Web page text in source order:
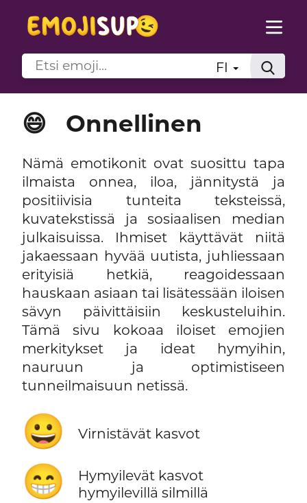
FI
😄 Onnellinen
Nämä emotikonit ovat suosittu tapa
ilmaista onnea, iloa, jännitystä ja
positiivisia tunteita teksteissä,
kuvatekstissä ja sosiaalisen median
julkaisuissa. Ihmiset käyttävät niitä
jakaessaan hyvää uutista, juhliessaan
erityisiä hetkiä, reagoidessaan
hauskaan asiaan tai lisätessään iloisen
sävyn päivittäisiin keskusteluihin.
Tämä sivu kokoaa iloiset emojien
merkitykset ja ideat hymyihin,
nauruun ja optimistiseen
tunneilmaisuun netissä.
😀 Virnistävät kasvot
😁
Hymyilevät kasvot
hymyilevillä silmillä